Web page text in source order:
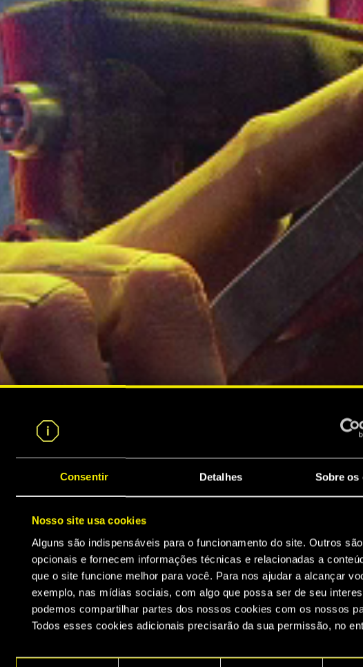
Consentir Detalhes Sobre os
Nosso site usa cookies
Alguns são indispensáveis para o funcionamento do site. Outros são
opcionais e fornecem informações técnicas e relacionadas a
que o site funcione melhor para você. Para nos ajudar a alcançar
exemplo, nas mídias sociais, com algo que possa ser de seu
podemos compartilhar partes dos nossos cookies com os nossos
Todos esses cookies adicionais precisarão da sua permissão, no
Você encontrará todos os detalhes sobre o uso de cookies e